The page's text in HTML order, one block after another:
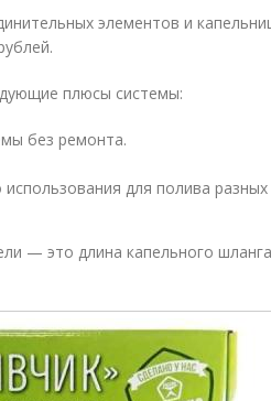
элементов и
плюсы системы:
без ремонта.
для полива разных
— это длина капельного